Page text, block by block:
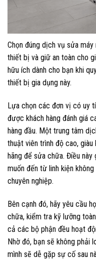
Chọn đúng dịch vụ sửa
thiết bị và giữ an toàn cho
hữu ích dành cho bạn khi
thiết bị gia dụng này.
Lựa chọn các đơn vị có uy
được khách hàng đánh giá
hàng đầu. Một trung tâm
thuật viên trình độ cao, giàu
hãng để sửa chữa. Điều
muốn đến từ linh kiện
chuyên nghiệp.
Bên cạnh đó, hãy yêu cầu
chữa, kiểm tra kỹ lưỡng
cả các bộ phận đều hoạt
Nhờ đó, bạn sẽ không phải
mình sẽ dễ gặp sự cố sau